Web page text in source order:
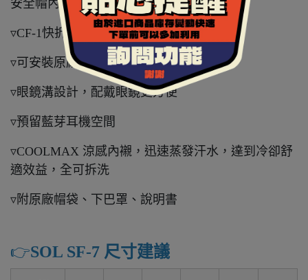
安全帽內熱氣，達到通風效益
▿CF-1快拆鏡片，抗 UV、IR ▿內置墨色鏡片
▿可安裝原廠 Pinlock 除霧片(需另購)
▿眼鏡溝設計，配戴眼鏡更方便
▿預留藍芽耳機空間
▿COOLMAX 涼感內襯，迅速蒸發汗水，達到冷卻舒
適效益，全可拆洗
▿附原廠帽袋、下巴罩、說明書
👉️SOL SF-7 尺寸建議